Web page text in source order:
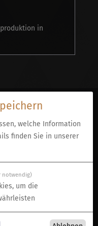
in
welche Information
finden Sie in unserer
notwendig)
um die